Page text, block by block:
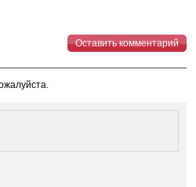
Оставить комментарий